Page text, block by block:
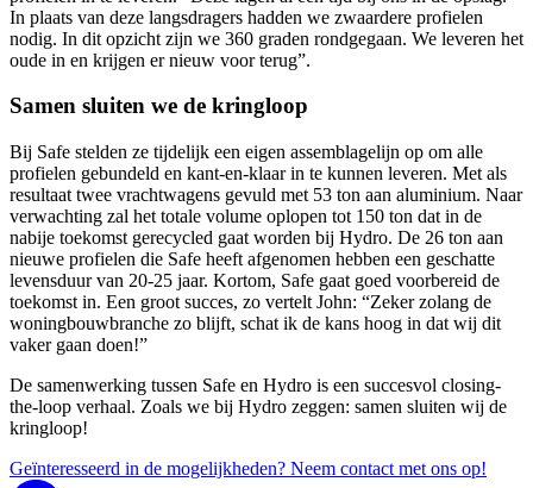
In plaats van deze langsdragers hadden we zwaardere profielen
nodig. In dit opzicht zijn we 360 graden rondgegaan. We leveren het
oude in en krijgen er nieuw voor terug”.
Samen sluiten we de kringloop
Bij Safe stelden ze tijdelijk een eigen assemblagelijn op om alle
profielen gebundeld en kant-en-klaar in te kunnen leveren. Met als
resultaat twee vrachtwagens gevuld met 53 ton aan aluminium. Naar
verwachting zal het totale volume oplopen tot 150 ton dat in de
nabije toekomst gerecycled gaat worden bij Hydro. De 26 ton aan
nieuwe profielen die Safe heeft afgenomen hebben een geschatte
levensduur van 20-25 jaar. Kortom, Safe gaat goed voorbereid de
toekomst in. Een groot succes, zo vertelt John: “Zeker zolang de
woningbouwbranche zo blijft, schat ik de kans hoog in dat wij dit
vaker gaan doen!”
De samenwerking tussen Safe en Hydro is een succesvol closing-
the-loop verhaal. Zoals we bij Hydro zeggen: samen sluiten wij de
kringloop!
Geïnteresseerd in de mogelijkheden? Neem contact met ons op!